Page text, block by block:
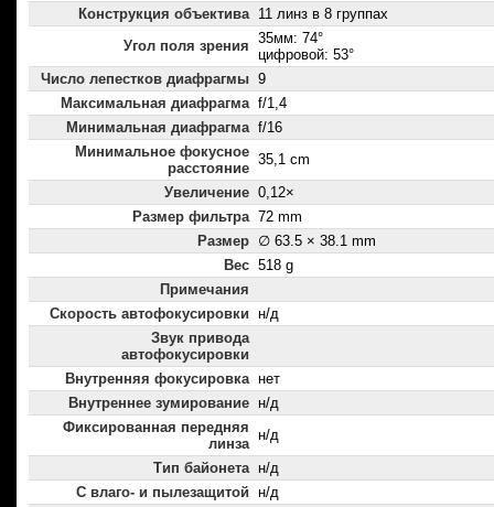
Конструкция объектива 11 линз в 8 группах
Угол поля зрения 35мм: 74°
цифровой: 53°
Число лепестков диафрагмы 9
Максимальная диафрагма f/1,4
Минимальная диафрагма f/16
Минимальное фокусное
расстояние
35,1 cm
Увеличение 0,12×
Размер фильтра 72 mm
Размер ∅ 63.5 × 38.1 mm
Вес 518 g
Примечания
Скорость автофокусировки н/д
Звук привода
автофокусировки
Внутренняя фокусировка нет
Внутреннее зумирование н/д
Фиксированная передняя
линза
н/д
Тип байонета н/д
С влаго- и пылезащитой н/д